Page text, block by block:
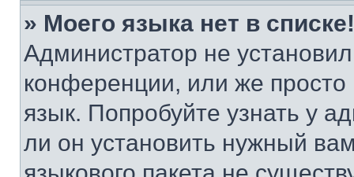
» Моего языка нет в списке!
Администратор не
конференции, или же
язык. Попробуйте узнать у
ли он установить нужный